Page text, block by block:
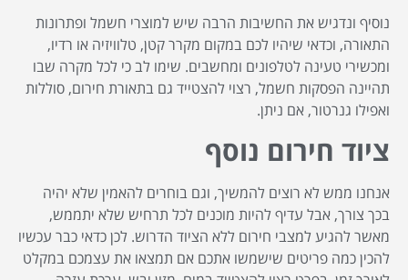
נוסיף ונדגיש את החשיבות הרבה שיש למוצרי חשמל ופתרונות
התאורה, וכדאי שיהיו לכם במקום מקרר קטן, טלוויזיה או רדיו,
ומכשירי טעינה לטלפונים ומחשבים. שימו לב כי לכל מקרה שבו
תהיינה הפסקות חשמל, רצוי להצטייד גם בתאורת חירום, סוללות
ואפילו גנרטור, אם ניתן.
ציוד חירום נוסף
אנחנו ממש לא רוצים להמשיך, וגם בוחרים להאמין שלא יהיה
בכך צורך, אבל עדיף להיות מוכנים לכל תרחיש שלא יתממש,
מאשר להגיע למצבי חירום ללא הציוד הדרוש. לכן כדאי כבר עכשיו
להכין כמה פריטים שישמשו אתכם אם תמצאו את עצמכם במקלט